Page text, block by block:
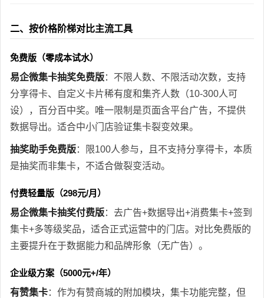
二、按价格阶梯对比主流工具
免费版（零成本试水）
易企微集卡抽奖免费版：不限人数、不限活动次数，支持
分享得卡、自定义卡片稀有度和集齐人数（10-300人可
设），百分百中奖。唯一限制是页面含平台广告，不提供
数据导出。适合中小门店验证集卡裂变效果。
抽奖助手免费版：限100人参与，且不支持分享得卡，本质
是抽奖而非集卡，不适合做裂变活动。
付费轻量版（298元/月）
易企微集卡抽奖付费版：去广告+数据导出+消费集卡+签到
集卡+多等级奖品，适合正式运营中的门店。对比免费版的
主要提升在于数据能力和品牌形象（无广告）。
企业级方案（5000元+/年）
有赞集卡：作为有赞商城的附加模块，集卡功能完整，但